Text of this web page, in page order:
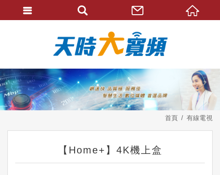
首頁 有線電視
【Home+】4K機上盒